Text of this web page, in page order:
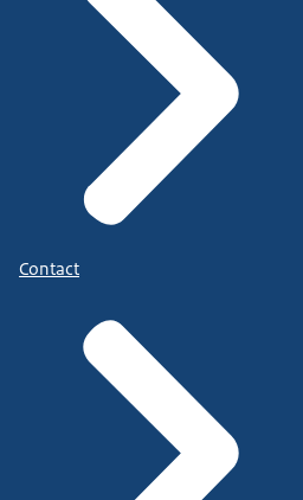
Contact